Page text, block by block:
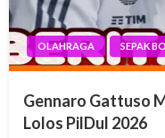
OLAHRAGA SEPAK
Gennaro Gattuso
Lolos PilDul 2026